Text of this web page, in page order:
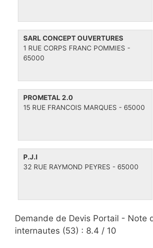
SARL CONCEPT OUVERTURES
1 RUE CORPS FRANC POMMIES -
65000
PROMETAL 2.0
15 RUE FRANCOIS MARQUES - 65000
P.J.I
32 RUE RAYMOND PEYRES - 65000
Demande de Devis Portail - Note
internautes (53) : 8.4 / 10